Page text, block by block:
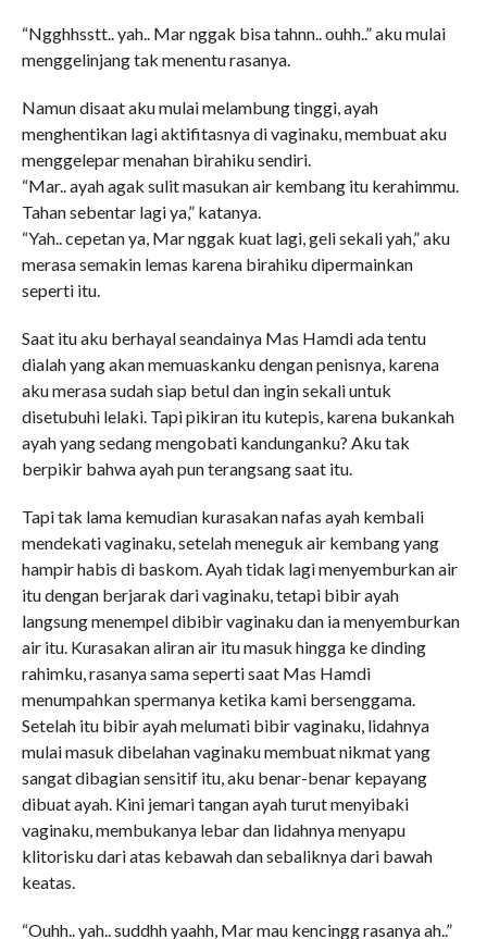
“Ngghhsstt.. yah.. Mar nggak bisa tahnn.. ouhh..” aku mulai
menggelinjang tak menentu rasanya.
Namun disaat aku mulai melambung tinggi, ayah
menghentikan lagi aktifitasnya di vaginaku, membuat aku
menggelepar menahan birahiku sendiri.
“Mar.. ayah agak sulit masukan air kembang itu kerahimmu.
Tahan sebentar lagi ya,” katanya.
“Yah.. cepetan ya, Mar nggak kuat lagi, geli sekali yah,” aku
merasa semakin lemas karena birahiku dipermainkan
seperti itu.
Saat itu aku berhayal seandainya Mas Hamdi ada tentu
dialah yang akan memuaskanku dengan penisnya, karena
aku merasa sudah siap betul dan ingin sekali untuk
disetubuhi lelaki. Tapi pikiran itu kutepis, karena bukankah
ayah yang sedang mengobati kandunganku? Aku tak
berpikir bahwa ayah pun terangsang saat itu.
Tapi tak lama kemudian kurasakan nafas ayah kembali
mendekati vaginaku, setelah meneguk air kembang yang
hampir habis di baskom. Ayah tidak lagi menyemburkan air
itu dengan berjarak dari vaginaku, tetapi bibir ayah
langsung menempel dibibir vaginaku dan ia menyemburkan
air itu. Kurasakan aliran air itu masuk hingga ke dinding
rahimku, rasanya sama seperti saat Mas Hamdi
menumpahkan spermanya ketika kami bersenggama.
Setelah itu bibir ayah melumati bibir vaginaku, lidahnya
mulai masuk dibelahan vaginaku membuat nikmat yang
sangat dibagian sensitif itu, aku benar-benar kepayang
dibuat ayah. Kini jemari tangan ayah turut menyibaki
vaginaku, membukanya lebar dan lidahnya menyapu
klitorisku dari atas kebawah dan sebaliknya dari bawah
keatas.
“Ouhh.. yah.. suddhh yaahh, Mar mau kencingg rasanya ah..”